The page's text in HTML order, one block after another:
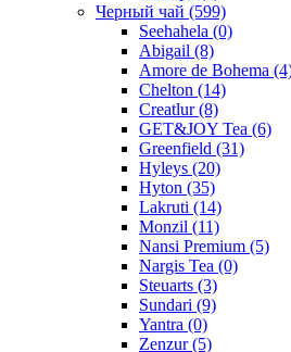
Черный чай (599)
Seehahela (0)
Abigail (8)
Amore de Bohema
Chelton (14)
Creatlur(8)
GET&JOY Tea (6)
Greenfield (31)
Hyleys (20)
Hyton (35)
Lakruti (14)
Monzil (11)
Nansi Premium (5)
Nargis Tea (0)
Steuarts (3)
Sundari (9)
Yantra (0)
Zenzur(5)